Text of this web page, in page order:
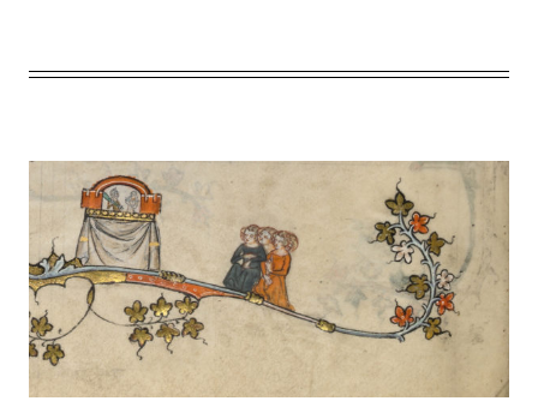
kärl
Mårtenstorget